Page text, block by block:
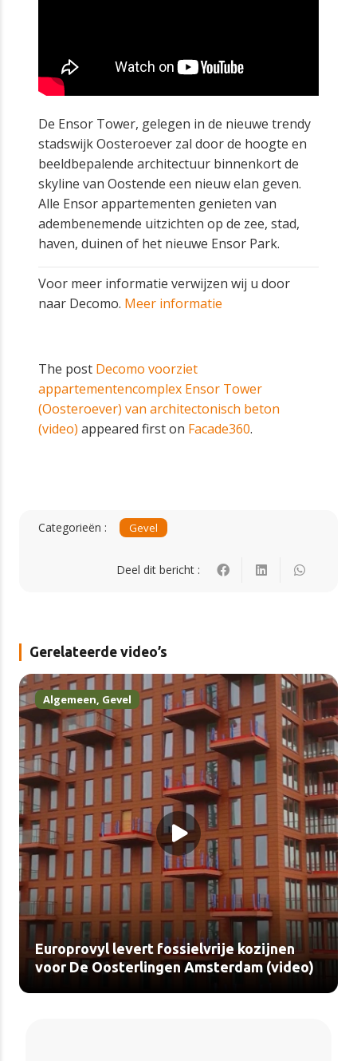
De Ensor Tower, gelegen in de nieuwe trendy
stadswijk Oosteroever zal door de hoogte en
beeldbepalende architectuur binnenkort de
skyline van Oostende een nieuw elan geven.
Alle Ensor appartementen genieten van
adembenemende uitzichten op de zee, stad,
haven, duinen of het nieuwe Ensor Park.
Voor meer informatie verwijzen wij u door
naar Decomo. Meer informatie
The post Decomo voorziet
appartementencomplex Ensor Tower
(Oosteroever) van architectonisch beton
(video) appeared first on Facade360.
Categorieën : Gevel
Deel dit bericht :
Gerelateerde video’s
Algemeen, Gevel
Europrovyl levert fossielvrije kozijnen
voor De Oosterlingen Amsterdam (video)